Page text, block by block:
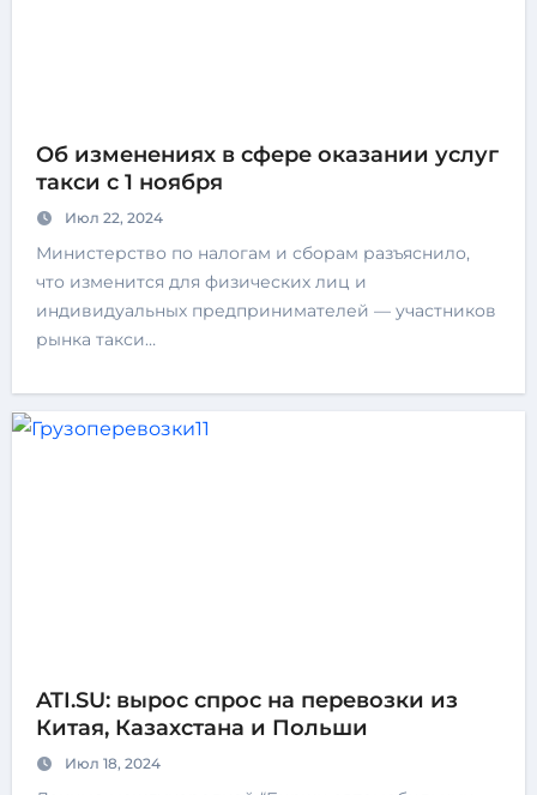
Об изменениях в сфере оказании услуг
такси с 1 ноября
Июл 22, 2024
Министерство по налогам и сборам разъяснило,
что изменится для физических лиц и
индивидуальных предпринимателей — участников
рынка такси…
ATI.SU: вырос спрос на перевозки из
Китая, Казахстана и Польши
Июл 18, 2024